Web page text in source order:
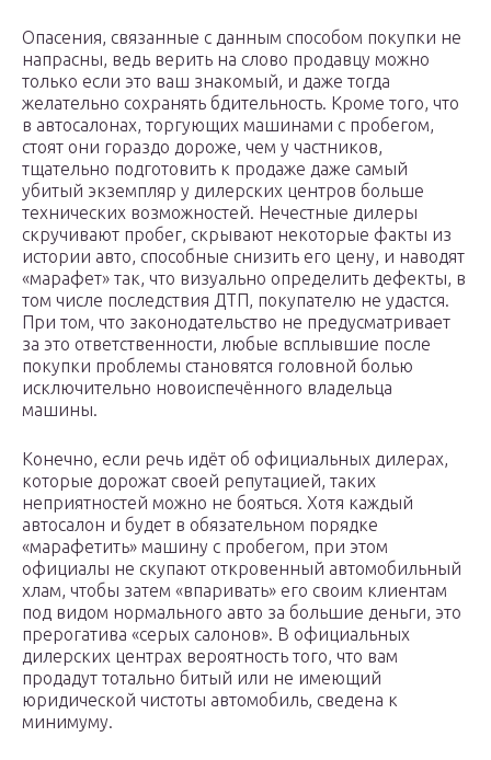
Опасения, связанные с данным способом покупки не
напрасны, ведь верить на слово продавцу можно
только если это ваш знакомый, и даже тогда
желательно сохранять бдительность. Кроме того, что
в автосалонах, торгующих машинами с пробегом,
стоят они гораздо дороже, чем у частников,
тщательно подготовить к продаже даже самый
убитый экземпляр у дилерских центров больше
технических возможностей. Нечестные дилеры
скручивают пробег, скрывают некоторые факты из
истории авто, способные снизить его цену, и наводят
«марафет» так, что визуально определить дефекты, в
том числе последствия ДТП, покупателю не удастся.
При том, что законодательство не предусматривает
за это ответственности, любые всплывшие после
покупки проблемы становятся головной болью
исключительно новоиспечённого владельца
машины.
Конечно, если речь идёт об официальных дилерах,
которые дорожат своей репутацией, таких
неприятностей можно не бояться. Хотя каждый
автосалон и будет в обязательном порядке
«марафетить» машину с пробегом, при этом
официалы не скупают откровенный автомобильный
хлам, чтобы затем «впаривать» его своим клиентам
под видом нормального авто за большие деньги, это
прерогатива «серых салонов». В официальных
дилерских центрах вероятность того, что вам
продадут тотально битый или не имеющий
юридической чистоты автомобиль, сведена к
минимуму.